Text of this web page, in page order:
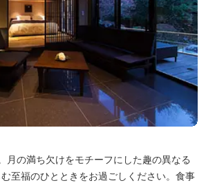
月の満ち欠けをモチーフにした趣の異なる
至福のひとときをお過ごしください。食事